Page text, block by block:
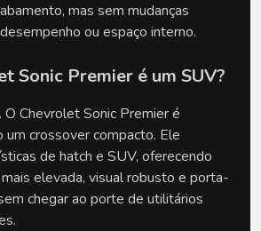
mas sem mudanças
ou espaço interno.
Sonic Premier é um SUV?
Chevrolet Sonic Premier é
um crossover compacto. Ele
de hatch e SUV, oferecendo
elevada, visual robusto e porta-
chegar ao porte de utilitários